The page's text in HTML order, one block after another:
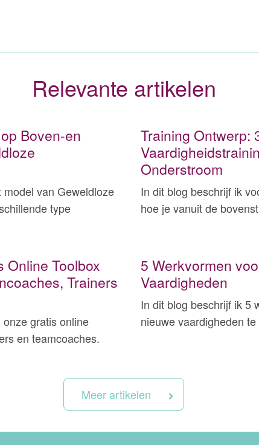
Relevante artikelen
Boven-en
van Geweldloze
type
Training Ontwerp:
Onderstroom
In dit blog beschrijf ik
hoe je vanuit de
Online Toolbox
Trainers
gratis online
en teamcoaches.
5 Werkvormen
Vaardigheden
In dit blog beschrijf ik 5
nieuwe vaardigheden
Meer artikelen